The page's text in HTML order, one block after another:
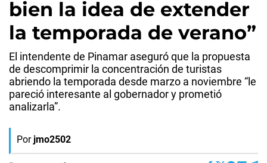
bien la idea de extender
la temporada de verano”
El intendente de Pinamar aseguró que la propuesta
de descomprimir la concentración de turistas
abriendo la temporada desde marzo a noviembre “le
pareció interesante al gobernador y prometió
analizarla”.
Por jmo2502